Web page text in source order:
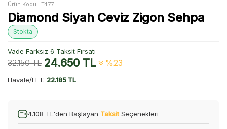
Ürün Kodu : T477
Diamond Siyah Ceviz Zigon Sehpa
Stokta
Vade Farksız 6 Taksit Fırsatı
32.150TL 24.650TL %23
Havale/EFT: 22.185 TL
4.108 TL'den Başlayan Taksit Seçenekleri